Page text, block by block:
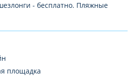
- бесплатно. Пляжные
площадка